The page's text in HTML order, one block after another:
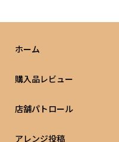
ホーム
購入品レビュー
店舗パトロール
アレンジ投稿